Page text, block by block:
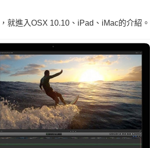
就進入OSX 10.10、iPad、iMac的介紹